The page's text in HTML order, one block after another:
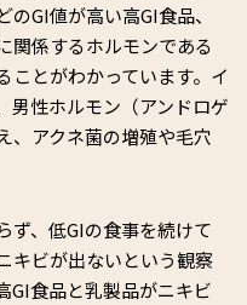
GI値が高い高GI食品、
関係するホルモンである
ことがわかっています。イ
男性ホルモン（アンドロゲ
、アクネ菌の増殖や毛穴
ず、低GIの食事を続けて
キビが出ないという観察
GI食品と乳製品がニキビ